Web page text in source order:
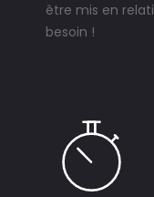
être mis en
besoin !